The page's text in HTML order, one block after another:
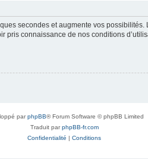
secondes et augmente vos
pris connaissance de nos conditions
parphpBB® Forum Software © phpBB Limited
Traduit parphpBB-fr.com
Confidentialité | Conditions